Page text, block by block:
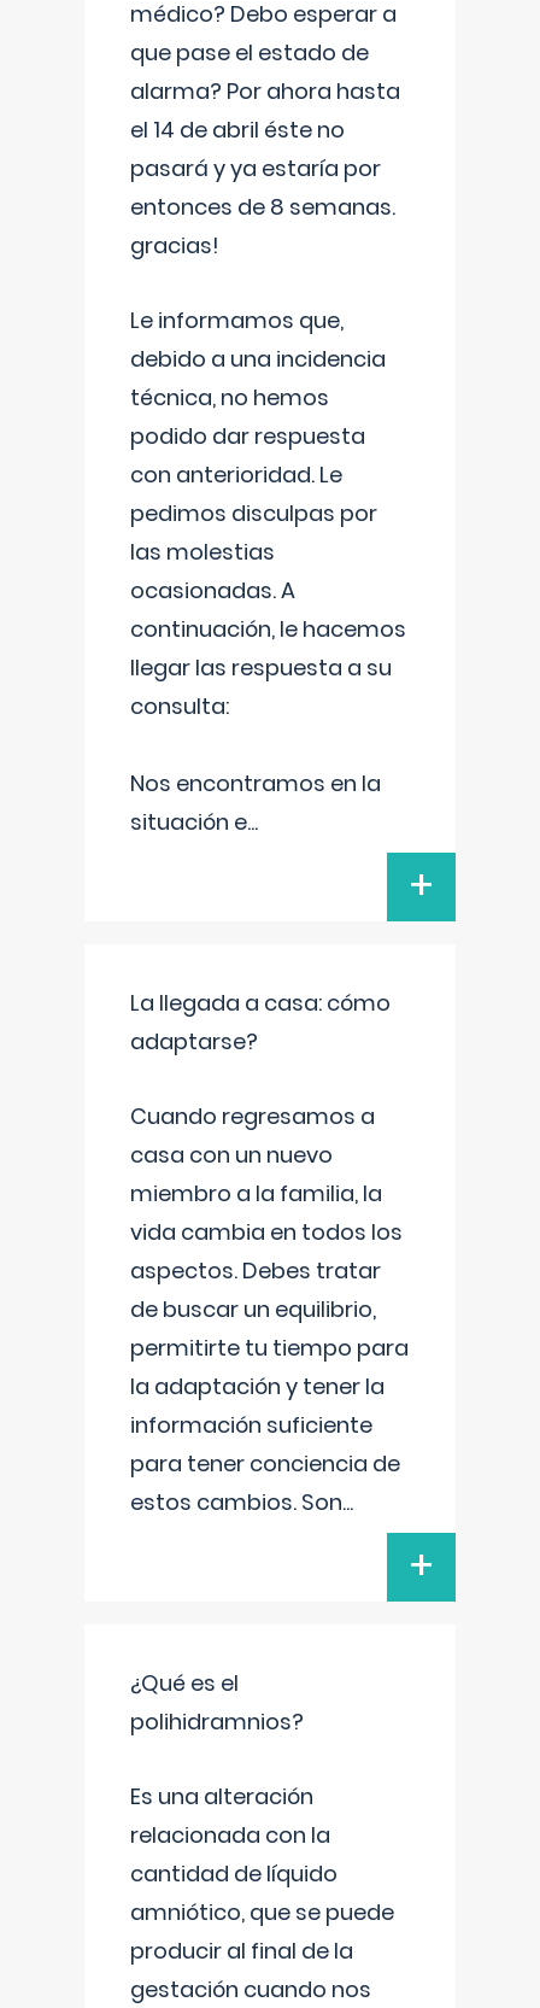
médico? Debo esperar a
que pase el estado de
alarma? Por ahora hasta
el 14 de abril éste no
pasará y ya estaría por
entonces de 8 semanas.
gracias!
Le informamos que,
debido a una incidencia
técnica, no hemos
podido dar respuesta
con anterioridad. Le
pedimos disculpas por
las molestias
ocasionadas. A
continuación, le hacemos
llegar las respuesta a su
consulta:
Nos encontramos en la
situación e...
+
La llegada a casa: cómo
adaptarse?
Cuando regresamos a
casa con un nuevo
miembro a la familia, la
vida cambia en todos los
aspectos. Debes tratar
de buscar un equilibrio,
permitirte tu tiempo para
la adaptación y tener la
información suficiente
para tener conciencia de
estos cambios. Son...
+
¿Qué es el
polihidramnios?
Es una alteración
relacionada con la
cantidad de líquido
amniótico, que se puede
producir al final de la
gestación cuando nos